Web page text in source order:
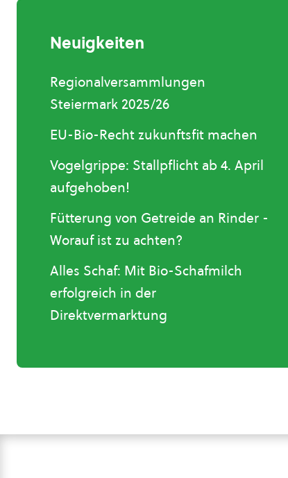
Neuigkeiten
Regionalversammlungen
Steiermark 2025/26
EU-Bio-Recht zukunftsfit machen
Vogelgrippe: Stallpflicht ab 4. April
aufgehoben!
Fütterung von Getreide an Rinder -
Worauf ist zu achten?
Alles Schaf: Mit Bio-Schafmilch
erfolgreich in der
Direktvermarktung